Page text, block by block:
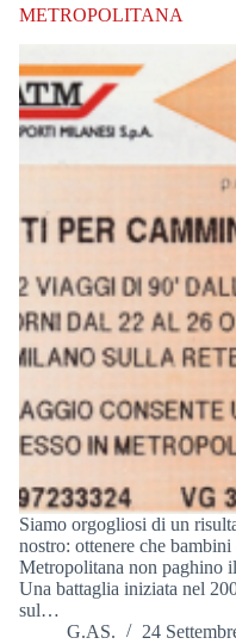
METROPOLITANA
Siamo orgogliosi di un
nostro: ottenere che
Metropolitana non paghino
Una battaglia iniziata nel
sul…
G.AS.
24